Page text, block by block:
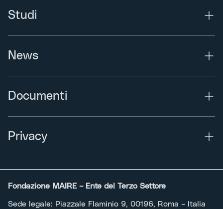
Studi
News
Documenti
Privacy
Fondazione MAIRE – Ente del Terzo Settore
Sede legale: Piazzale Flaminio 9, 00196, Roma – Italia